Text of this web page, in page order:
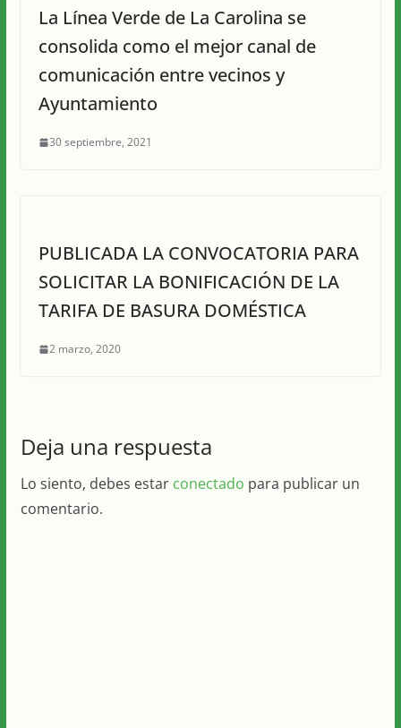
La Línea Verde de La Carolina se
consolida como el mejor canal de
comunicación entre vecinos y
Ayuntamiento
30 septiembre, 2021
PUBLICADA LA CONVOCATORIA PARA
SOLICITAR LA BONIFICACIÓN DE LA
TARIFA DE BASURA DOMÉSTICA
2 marzo, 2020
Deja una respuesta
Lo siento, debes estar conectado para publicar un
comentario.